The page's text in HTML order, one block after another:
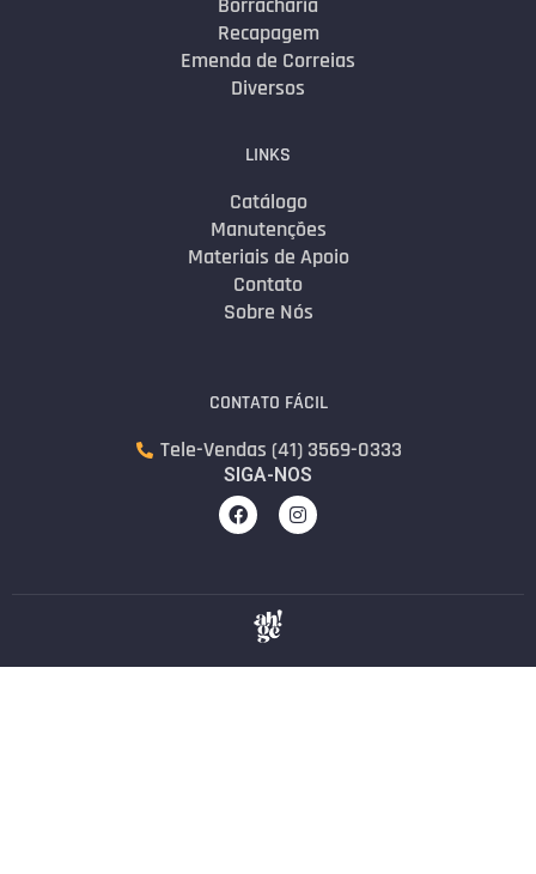
Borracharia
Recapagem
Emenda de Correias
Diversos
LINKS
Catálogo
Manutenções
Materiais de Apoio
Contato
Sobre Nós
CONTATO FÁCIL
Tele-Vendas (41) 3569-0333
SIGA-NOS